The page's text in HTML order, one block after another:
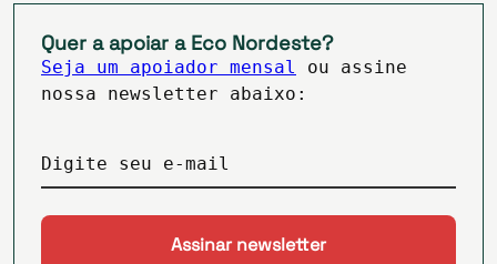
Quer a apoiar a Eco Nordeste?
Seja um apoiador mensal
ou assine
nossa newsletter abaixo:
Digite seu e-mail